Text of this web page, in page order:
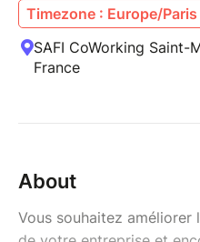
Timezone : Europe/Paris
SAFI CoWorking Saint-
France
About
Vous souhaitez améliorer